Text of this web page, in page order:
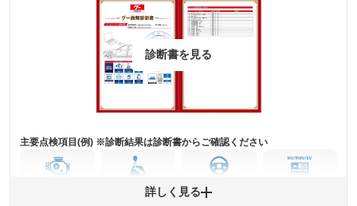
骨格部位に衝撃を受けた形跡があります。
※グー鑑定は保証サービスではございません。購入時は必ず現車をご確認
※実際にお渡しするコンディションチェックシートにつきましては、形式
※グー鑑定の評価はあくまでも記載している鑑定日の鑑定結果となりま
診断書を見る
主要点検項目(例) ※診断結果は診断書からご確認ください
ミッション
ステアリング
詳しく見る